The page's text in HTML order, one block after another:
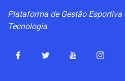
Plataforma de Gestão
Tecnologia